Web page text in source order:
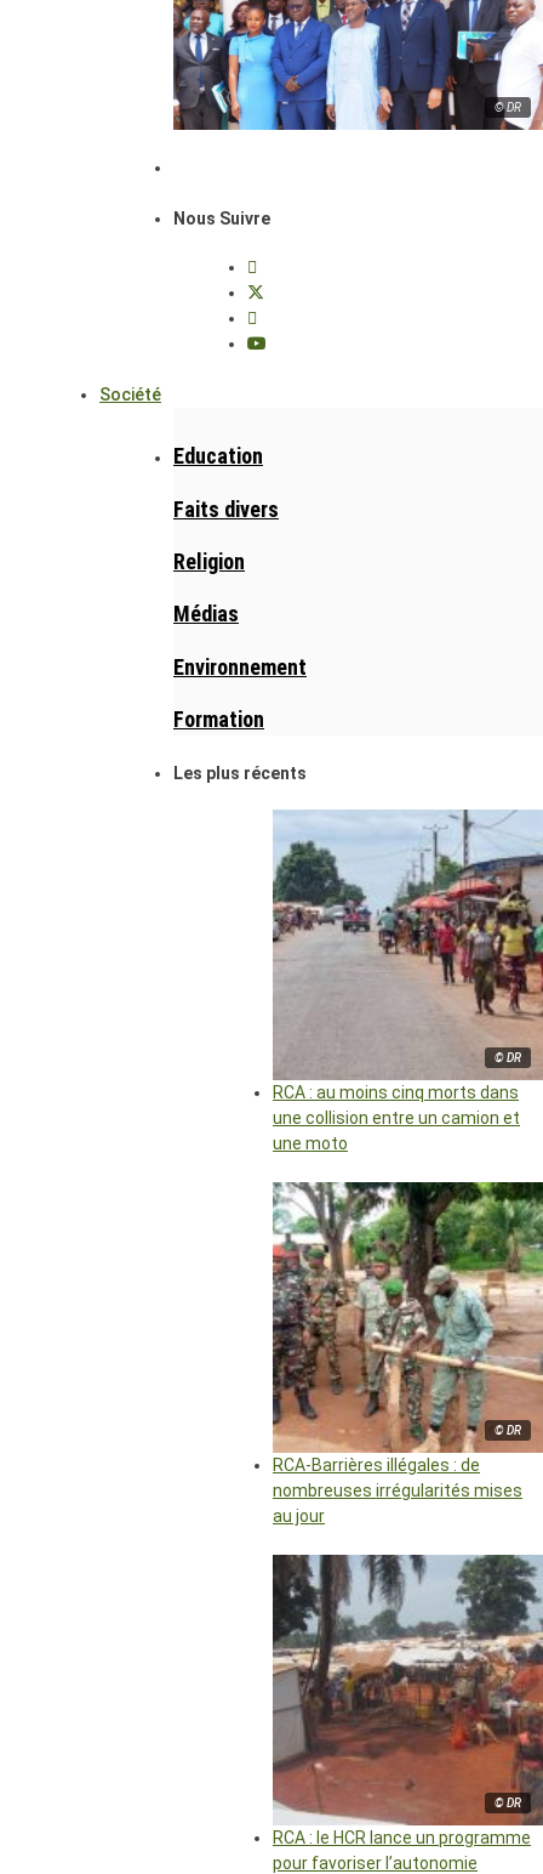
© DR
Nous Suivre
Société
Education
Faits divers
Religion
Médias
Environnement
Formation
Les plus récents
© DR
RCA : au moins cinq morts dans
une collision entre un camion et
une moto
© DR
RCA-Barrières illégales : de
nombreuses irrégularités mises
au jour
© DR
RCA : le HCR lance un programme
pour favoriser l’autonomie